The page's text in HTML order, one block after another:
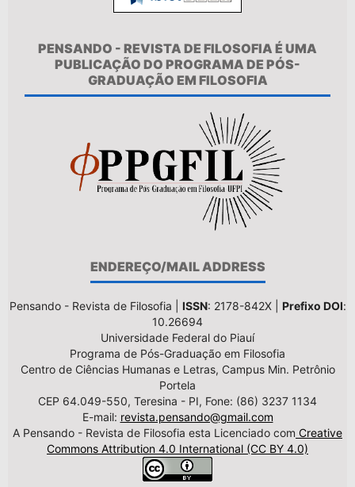
PENSANDO - REVISTA DE FILOSOFIA É UMA
PUBLICAÇÃO DO PROGRAMA DE PÓS-
GRADUAÇÃO EM FILOSOFIA
ENDEREÇO/MAIL ADDRESS
Pensando - Revista de Filosofia | ISSN: 2178-842X | Prefixo DOI:
10.26694
Universidade Federal do Piauí
Programa de Pós-Graduação em Filosofia
Centro de Ciências Humanas e Letras, Campus Min. Petrônio
Portela
CEP 64.049-550, Teresina - PI, Fone: (86) 3237 1134
E-mail: revista.pensando@gmail.com
A Pensando - Revista de Filosofia esta Licenciado com Creative
Commons Attribution 4.0 International (CC BY 4.0)